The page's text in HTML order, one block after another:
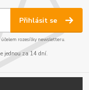
Přihlásit se
rozesílky newsletteru.
jednou za 14 dní.